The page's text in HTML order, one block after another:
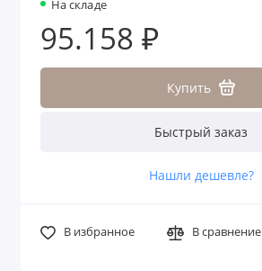
На складе
95.158 ₽
Купить
Быстрый заказ
Нашли дешевле?
В избранное В сравнение